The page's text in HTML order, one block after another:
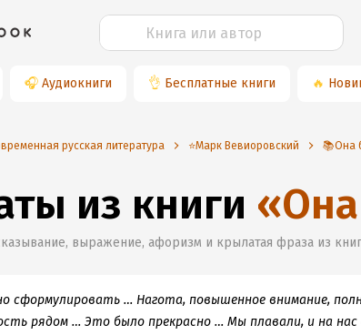
🎧 Аудиокниги 👌 Бесплатные книги 🔥
русская литература ⭐️Марк Вевиоровский 📚Она
из книги «
выражение, афоризм и крылатая фраза из
сформулировать … Нагота, повышенное внимание,
рядом … Это было прекрасно … Мы плавали, и на